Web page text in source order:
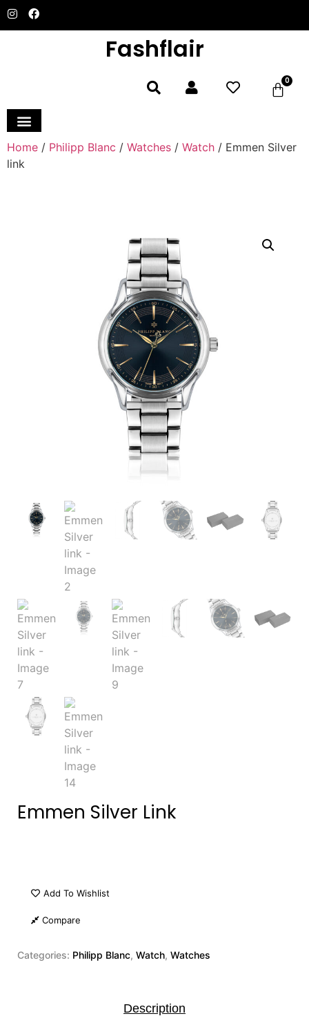
Fashflair
0
Home / Philipp Blanc / Watches / Watch / Emmen Silver
link
Emmen Silver Link
Add To Wishlist
Compare
Categories: Philipp Blanc, Watch, Watches
Description